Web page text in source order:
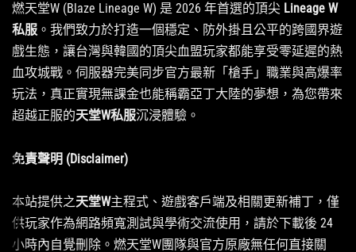
燃天堂W (Blaze Lineage W) 是 2026 年首選的頂尖 Lineage W
私服 。我們致力於打造一個穩定、防外掛且公平的跨國界遊
戲生態，讓台灣與韓國的頂尖血盟玩家都能享受零延遲的熱
血攻城戰。伺服器完美同步官方最新「槍手」職業與高爆率
玩法，真正實現無課金也能稱霸亞丁大陸的夢想，為您帶來
超越正服的天堂W私服沉浸體驗。
免責聲明 (Disclaimer)
本站提供之天堂W主程式、遊戲客戶端及相關更新補丁，僅
供玩家作為網路頻寬測試與學術交流使用，請於下載後 24
小時內自覺刪除。燃天堂W團隊與官方原廠無任何直接關